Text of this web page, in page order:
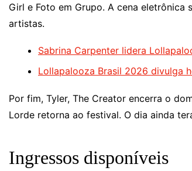
Girl e Foto em Grupo. A cena
artistas.
Sabrina Carpenter lidera
Lollapalooza Brasil 2026 divulga
Por fim, Tyler, The Creator encerra o
Lorde retorna ao festival. O dia ainda
Ingressos disponíveis